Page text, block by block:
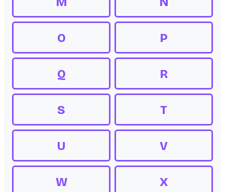
O P
Q R
S T
U V
W X